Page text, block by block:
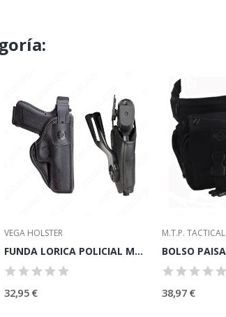
VEGA HOLSTER
FUNDA LORICA POLICIAL MODELO FP1
32,95 €
M.T.P. TACTICAL
38,97 €